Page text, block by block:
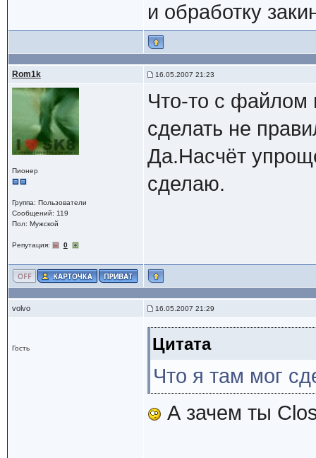
и обработку
Rom1k 16.05.2007 21:23
Пионер
Группа: Пользователи
Сообщений: 119
Пол: Мужской
Репутация: 0
Что-то с файлом
сделать не
Да.Насчёт
сделаю.
volvo 16.05.2007 21:29
Гость Цитата
Что я там мог
А зачем ты